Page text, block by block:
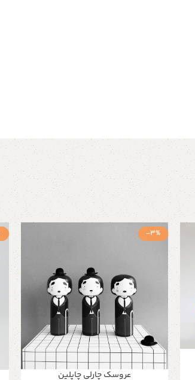
-3%
عروسک چارلی چاپلین